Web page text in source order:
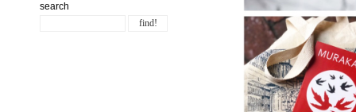
search